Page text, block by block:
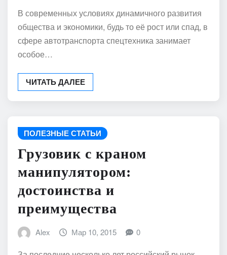
В современных условиях динамичного развития
общества и экономики, будь то её рост или спад, в
сфере автотранспорта спецтехника занимает
особое…
ЧИТАТЬ ДАЛЕЕ
ПОЛЕЗНЫЕ СТАТЬИ
Грузовик с краном
манипулятором:
достоинства и
преимущества
Alex Мар 10, 2015 0